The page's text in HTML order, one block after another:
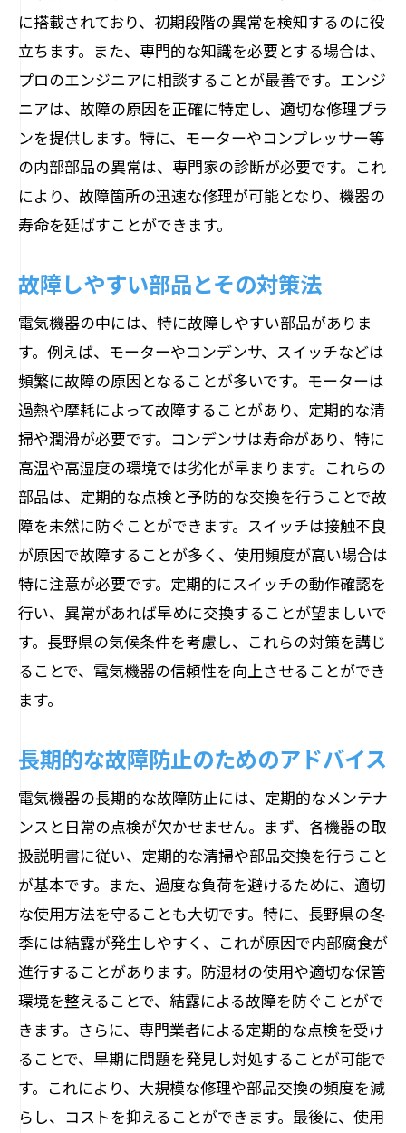
に搭載されており、初期段階の異常を検知するのに役
立ちます。また、専門的な知識を必要とする場合は、
プロのエンジニアに相談することが最善です。エンジ
ニアは、故障の原因を正確に特定し、適切な修理プラ
ンを提供します。特に、モーターやコンプレッサー等
の内部部品の異常は、専門家の診断が必要です。これ
により、故障箇所の迅速な修理が可能となり、機器の
寿命を延ばすことができます。
故障しやすい部品とその対策法
電気機器の中には、特に故障しやすい部品がありま
す。例えば、モーターやコンデンサ、スイッチなどは
頻繁に故障の原因となることが多いです。モーターは
過熱や摩耗によって故障することがあり、定期的な清
掃や潤滑が必要です。コンデンサは寿命があり、特に
高温や高湿度の環境では劣化が早まります。これらの
部品は、定期的な点検と予防的な交換を行うことで故
障を未然に防ぐことができます。スイッチは接触不良
が原因で故障することが多く、使用頻度が高い場合は
特に注意が必要です。定期的にスイッチの動作確認を
行い、異常があれば早めに交換することが望ましいで
す。長野県の気候条件を考慮し、これらの対策を講じ
ることで、電気機器の信頼性を向上させることができ
ます。
長期的な故障防止のためのアドバイス
電気機器の長期的な故障防止には、定期的なメンテナ
ンスと日常の点検が欠かせません。まず、各機器の取
扱説明書に従い、定期的な清掃や部品交換を行うこと
が基本です。また、過度な負荷を避けるために、適切
な使用方法を守ることも大切です。特に、長野県の冬
季には結露が発生しやすく、これが原因で内部腐食が
進行することがあります。防湿材の使用や適切な保管
環境を整えることで、結露による故障を防ぐことがで
きます。さらに、専門業者による定期的な点検を受け
ることで、早期に問題を発見し対処することが可能で
す。これにより、大規模な修理や部品交換の頻度を減
らし、コストを抑えることができます。最後に、使用